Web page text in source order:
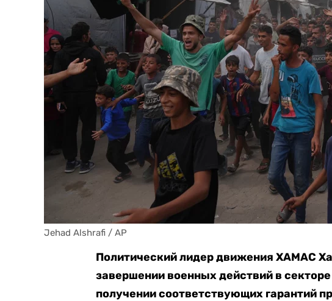
Jehad Alshrafi / AP
Политический лидер движения ХАМАС
завершении военных действий в
получении соответствующих гарантий